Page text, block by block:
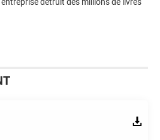
détruit des millions de livres